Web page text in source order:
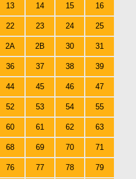
13 14 15 16
22 23 24 25
2A 2B 30 31
36 37 38 39
44 45 46 47
52 53 54 55
60 61 62 63
68 69 70 71
76 77 78 79